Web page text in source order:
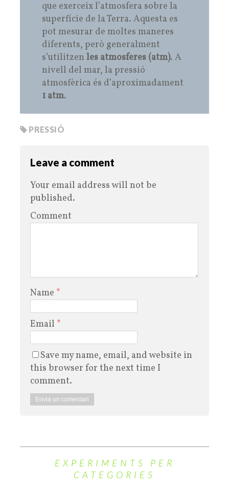
que exerceix l’atmosfera sobre la
superfície de la Terra. Aquesta es
pot mesurar de moltes maneres
diferents, però generalment
s’utilitzen les atmosferes (atm). A
nivell del mar, la pressió
atmosfèrica és d’aproximadament
1 atm.
PRESSIÓ
Leave a comment
Your email address will not be
published.
Comment
Name *
Email *
Save my name, email, and website in
this browser for the next time I
comment.
EXPERIMENTS PER
CATEGORIES